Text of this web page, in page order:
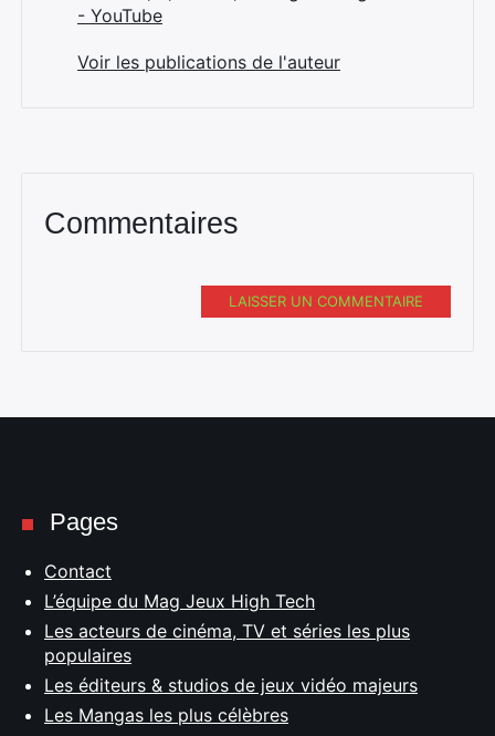
- YouTube
Voir les publications de l'auteur
Commentaires
LAISSER UN COMMENTAIRE
Pages
Contact
L’équipe du Mag Jeux High Tech
Les acteurs de cinéma, TV et séries les plus
populaires
Les éditeurs & studios de jeux vidéo majeurs
Les Mangas les plus célèbres
Rechercher